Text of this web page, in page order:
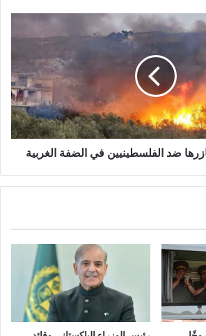
ضد الفلسطينيين في الضفة الغربية